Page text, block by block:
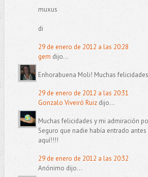
muxus
di
29 de enero de 2012 a las 20:28
gem dijo...
Enhorabuena Moli! Muchas
29 de enero de 2012 a las 20:31
Gonzalo Viveiró Ruizdijo...
Muchas felicidades y mi admiración
Seguro que nadie había entrado
aquí!!!!
29 de enero de 2012 a las 20:32
Anónimo dijo...